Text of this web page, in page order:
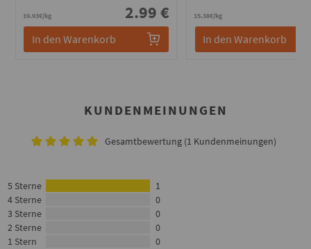
19.93€/kg 2.99 €
In den Warenkorb
15.38€/kg
In den Warenkorb
KUNDENMEINUNGEN
Gesamtbewertung (1 Kundenmeinungen)
5 Sterne
1
4 Sterne
0
3 Sterne
0
2 Sterne
0
1 Stern
0